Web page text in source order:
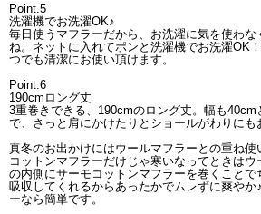
Point.5
洗濯機でお洗濯OK♪
毎日使うマフラーだから、お洗濯に気を使わな
ね。ネットに入れてポンと洗濯機でお洗濯OK
つでも清潔にお使い頂けます。
Point.6
190cmロング丈
3重巻きできる、190cmのロング丈。幅も
で、さっと肩にかけたりとショールがわりにも
真冬のお出かけにはウールマフラーとの重ね使
コットンマフラーだけじゃ寒いなってときは
の内側にサーモコットンマフラーを巻くことで
吸収してくれるからあったかでムレずに爽やか
ーなら簡単です。